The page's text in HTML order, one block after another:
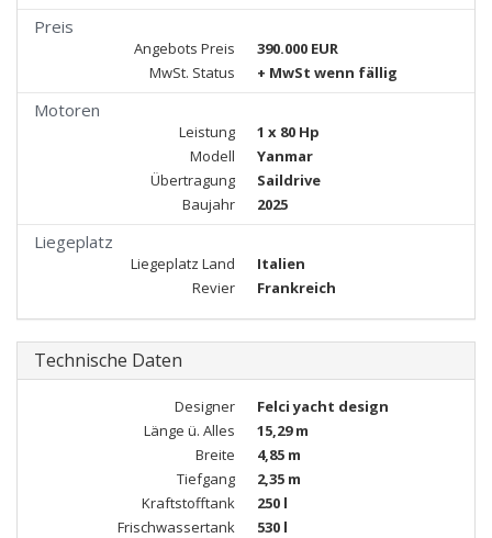
Preis
Angebots Preis
390.000 EUR
MwSt. Status
+ MwSt wenn fällig
Motoren
Leistung
1 x 80 Hp
Modell
Yanmar
Übertragung
Saildrive
Baujahr
2025
Liegeplatz
Liegeplatz Land
Italien
Revier
Frankreich
Technische Daten
Designer
Felci yacht design
Länge ü. Alles
15,29 m
Breite
4,85 m
Tiefgang
2,35 m
Kraftstofftank
250 l
Frischwassertank
530 l